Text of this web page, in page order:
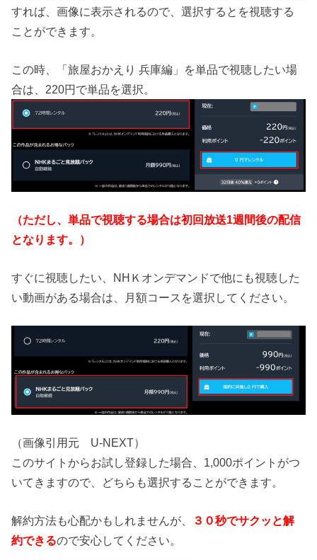
すれば、画像に表示されるので、選択するとを視聴する
ことができます。
この時、「旅屋おかえり 兵庫編」を単品で視聴したい場
合は、220円で単品を選択。
（ただし、単品で視聴する場合は初回放送1週間後の配信
となります。）
すぐに視聴したい、NHＫオンデマンドで他にも視聴した
い動画がある場合は、月額コースを選択してください。
（画像引用元 U-NEXT）
このサイトからお試し登録した場合、1,000ポイントがつ
いてきますので、どちらも選択することができます。
解約方法も心配かもしれませんが、
３０秒でサクッと解
約できるので安心してください。